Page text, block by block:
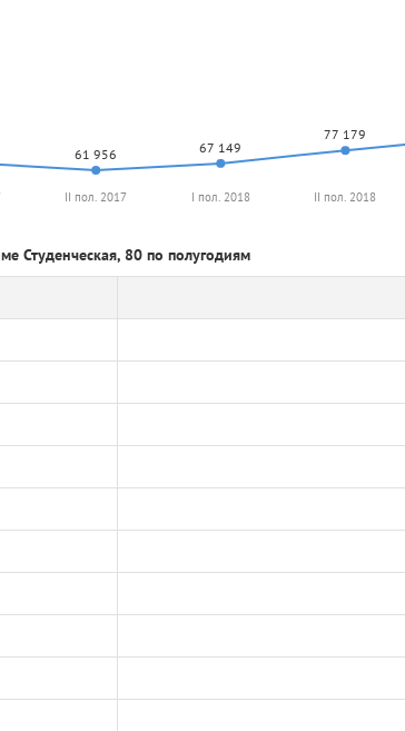
61 956 67 149
77 179
II пол. 2017 I пол. 2018 II пол. 2018
Студенческая, 80 по полугодиям